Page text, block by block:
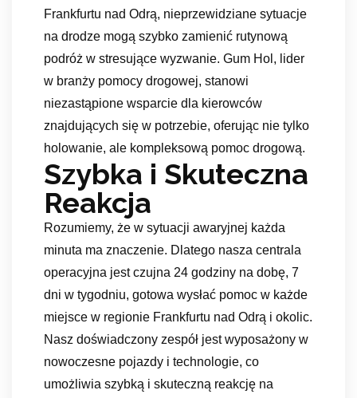
Frankfurtu nad Odrą, nieprzewidziane sytuacje
na drodze mogą szybko zamienić rutynową
podróż w stresujące wyzwanie. Gum Hol, lider
w branży pomocy drogowej, stanowi
niezastąpione wsparcie dla kierowców
znajdujących się w potrzebie, oferując nie tylko
holowanie, ale kompleksową pomoc drogową.
Szybka i Skuteczna
Reakcja
Rozumiemy, że w sytuacji awaryjnej każda
minuta ma znaczenie. Dlatego nasza centrala
operacyjna jest czujna 24 godziny na dobę, 7
dni w tygodniu, gotowa wysłać pomoc w każde
miejsce w regionie Frankfurtu nad Odrą i okolic.
Nasz doświadczony zespół jest wyposażony w
nowoczesne pojazdy i technologie, co
umożliwia szybką i skuteczną reakcję na